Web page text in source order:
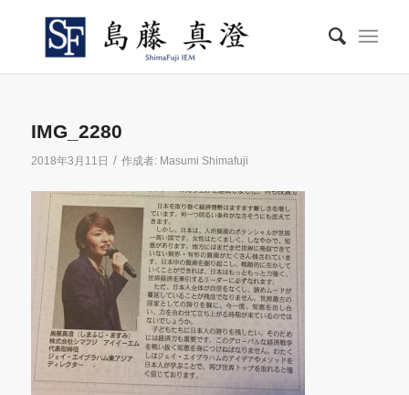
IMG_2280
2018年3月11日 / 作成者: Masumi Shimafuji